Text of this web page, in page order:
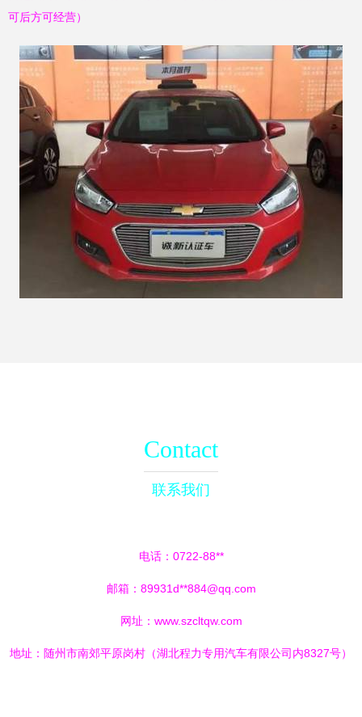
可后方可经营）
Contact
联系我们
电话：0722-88**
邮箱：89931d**884@qq.com
网址： www.szcltqw.com
地址：随州市南郊平原岗村（湖北程力专用汽车有限公司内8327号）